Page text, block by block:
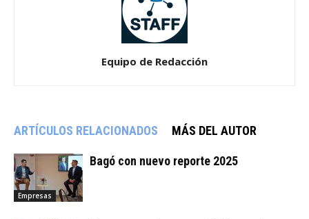
Equipo de Redacción
ARTÍCULOS RELACIONADOS MÁS DEL AUTOR
Empresas
Bagó con nuevo reporte 2025